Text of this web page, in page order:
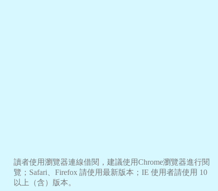
讀者使用瀏覽器連線借閱，建議使用Chrome瀏覽器進行閱
覽；Safari、Firefox 請使用最新版本；IE 使用者請使用 10
以上（含）版本。